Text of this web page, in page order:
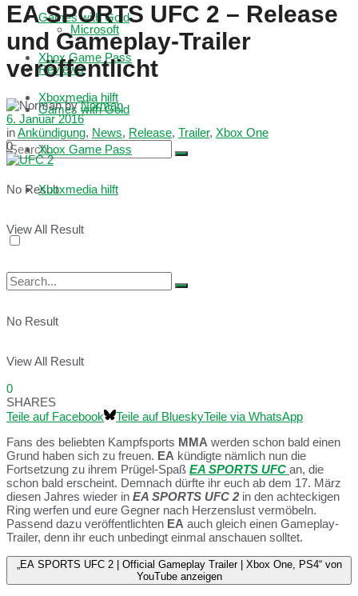
Games with Gold
Xbox Game Pass
Xboxmedia hilft
No Result
View All Result
Microsoft
Reviews
Games with Gold
Xbox Game Pass
Xboxmedia hilft
No Result
View All Result
EA SPORTS UFC 2 – Release
und Gameplay-Trailer
veröffentlicht
by Norman
6. Januar 2016
inAnkündigung, News, Release, Trailer, Xbox One
0
0
SHARES
Teile auf Facebook
Teile auf BlueskyTeile via WhatsApp
Fans des beliebten Kampfsports MMA werden schon bald einen
Grund haben sich zu freuen. EA kündigte nämlich nun die
Fortsetzung zu ihrem Prügel-Spaß EA SPORTS UFC an, die
schon bald erscheint. Demnach dürfte ihr euch ab dem 17. März
diesen Jahres wieder in EA SPORTS UFC 2 in den achteckigen
Ring werfen und eure Gegner nach Herzenslust vermöbeln.
Passend dazu veröffentlichten EA auch gleich einen Gameplay-
Trailer, denn ihr euch unbedingt einmal anschauen solltet.
„EA SPORTS UFC 2 | Official Gameplay Trailer | Xbox One, PS4“ von
YouTube anzeigen